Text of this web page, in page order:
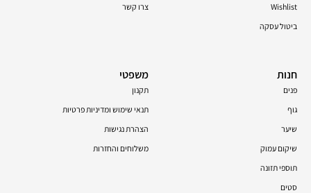
Wishlist
ביטול עסקה
צרו קשר
חנות
פנים
גוף
שיער
שיקום עמוק
תוספי תזונה
סטים
משפטי
תקנון
תנאי שימוש ומדיניות פרטיות
הצהרת נגישות
משלוחים והחזרות